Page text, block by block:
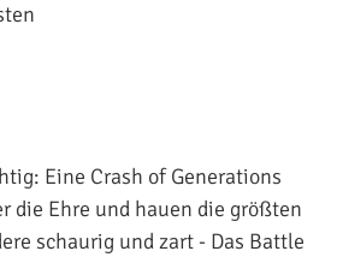
Eine Crash of Generations
die Ehre und hauen die größten
schaurig und zart - Das Battle